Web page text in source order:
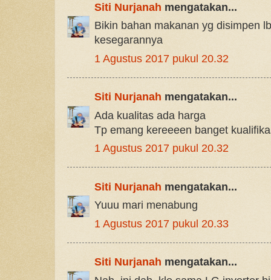
Siti Nurjanah mengatakan...
Bikin bahan makanan yg disimpen
kesegarannya
1 Agustus 2017 pukul 20.32
Siti Nurjanah mengatakan...
Ada kualitas ada harga
Tp emang kereeeen banget
1 Agustus 2017 pukul 20.32
Siti Nurjanah mengatakan...
Yuuu mari menabung
1 Agustus 2017 pukul 20.33
Siti Nurjanah mengatakan...